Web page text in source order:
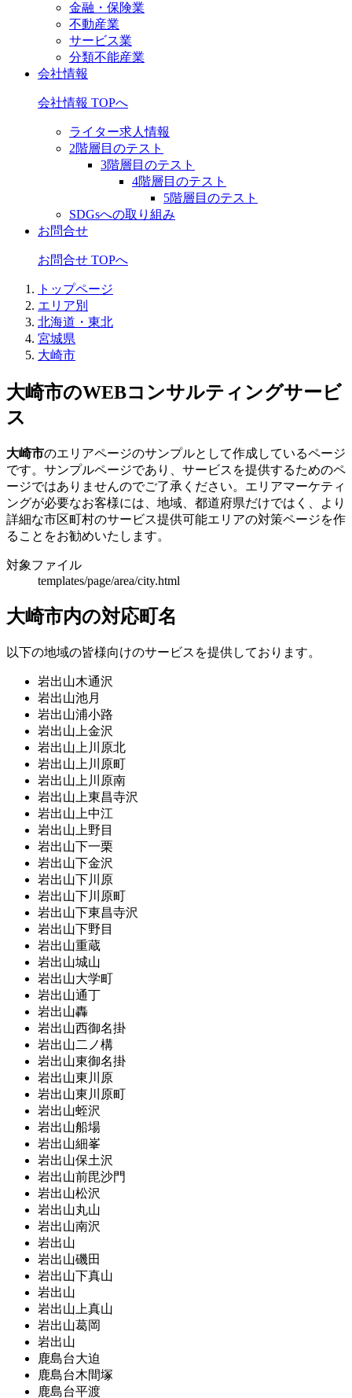
金融・保険業
不動産業
サービス業
分類不能産業
会社情報
会社情報 TOPへ
ライター求人情報
2階層目のテスト
3階層目のテスト
4階層目のテスト
5階層目のテスト
SDGsへの取り組み
お問合せ
お問合せ TOPへ
トップページ
エリア別
北海道・東北
宮城県
大崎市
大崎市のWEBコンサルティングサービ
ス
大崎市のエリアページのサンプルとして作成しているページ
です。サンプルページであり、サービスを提供するためのペ
ージではありませんのでご了承ください。エリアマーケティ
ングが必要なお客様には、地域、都道府県だけではく、より
詳細な市区町村のサービス提供可能エリアの対策ページを作
ることをお勧めいたします。
対象ファイル
templates/page/area/city.html
大崎市内の対応町名
以下の地域の皆様向けのサービスを提供しております。
岩出山木通沢
岩出山池月
岩出山浦小路
岩出山上金沢
岩出山上川原北
岩出山上川原町
岩出山上川原南
岩出山上東昌寺沢
岩出山上中江
岩出山上野目
岩出山下一栗
岩出山下金沢
岩出山下川原
岩出山下川原町
岩出山下東昌寺沢
岩出山下野目
岩出山重蔵
岩出山城山
岩出山大学町
岩出山通丁
岩出山轟
岩出山西御名掛
岩出山二ノ構
岩出山東御名掛
岩出山東川原
岩出山東川原町
岩出山蛭沢
岩出山船場
岩出山細峯
岩出山保土沢
岩出山前毘沙門
岩出山松沢
岩出山丸山
岩出山南沢
岩出山
岩出山磯田
岩出山下真山
岩出山
岩出山上真山
岩出山葛岡
岩出山
鹿島台大迫
鹿島台木間塚
鹿島台平渡